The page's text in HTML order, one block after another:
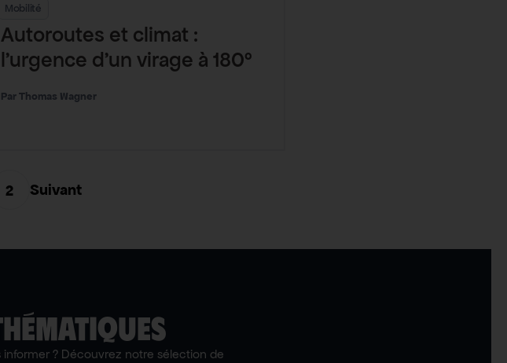
Mobilité
Autoroutes et climat :
l’urgence d’un virage à 180°
Thomas Wagner
2 Suivant
? Découvrez notre sélection de